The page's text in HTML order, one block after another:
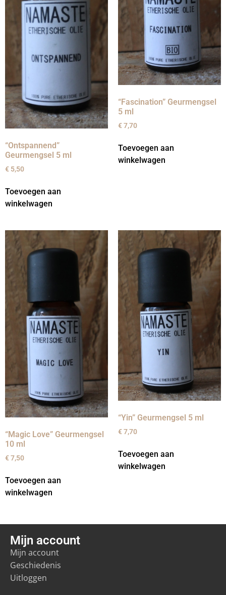
“Ontspannend”
Geurmengsel 5 ml
€ 5,50
Toevoegen aan
winkelwagen
“Fascination” Geurmengsel
5 ml
€7,70
Toevoegen aan
winkelwagen
“Magic Love” Geurmengsel
10 ml
€7,50
Toevoegen aan
winkelwagen
“Yin” Geurmengsel 5 ml
€7,70
Toevoegen aan
winkelwagen
Mijn account
Mijn account
Geschiedenis
Uitloggen